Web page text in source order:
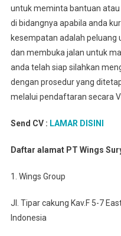
untuk meminta bantuan
di bidangnya apabila anda
kesempatan adalah
dan membuka jalan untuk
anda telah siap silahkan
dengan prosedur yang
melalui pendaftaran secara
Send CV : LAMAR DISINI
Daftar alamat PT Wings
1. Wings Group
Jl. Tipar cakung Kav.F 5-7
Indonesia